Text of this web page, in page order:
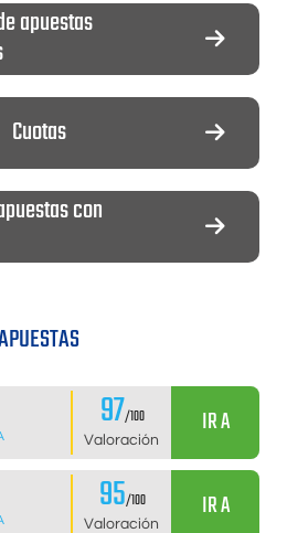
apuestas
Cuotas
con
97/100
Valoración
IR A
95/100
Valoración
IR A